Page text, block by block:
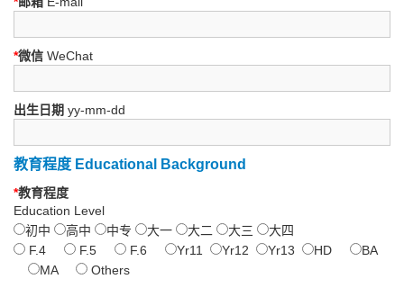
*微信 WeChat
出生日期 yy-mm-dd
教育程度 Educational Background
*教育程度
Education Level
初中
高中 中专 大一 大二 大三
大四
F.4
F.5 F.6 Yr11 Yr12 Yr13 HD
BA
MA
Others